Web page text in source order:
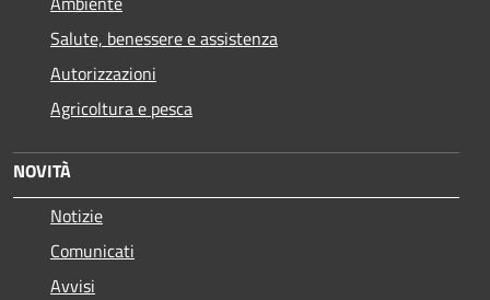
Salute, benessere e assistenza
Autorizzazioni
Agricoltura e pesca
NOVITÀ
Notizie
Comunicati
Avvisi